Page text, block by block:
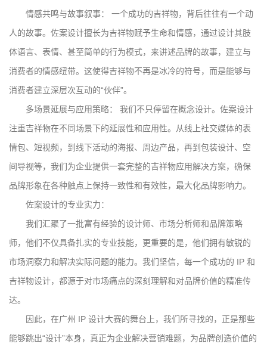
情感共鸣与故事叙事： 一个成功的吉祥物，背后往往有一个动
人的故事。佐案设计擅长为吉祥物赋予生命和情感，通过设计其肢
体语言、表情、甚至简单的行为模式，来讲述品牌的故事，建立与
消费者的情感纽带。这使得吉祥物不再是冰冷的符号，而是能够与
消费者建立深层次互动的“伙伴”。
多场景延展与应用策略： 我们不只停留在概念设计。佐案设计
注重吉祥物在不同场景下的延展性和应用性。从线上社交媒体的表
情包、短视频，到线下活动的海报、周边产品，再到包装设计、空
间导视等，我们为企业提供一套完整的吉祥物应用解决方案，确保
品牌形象在各种触点上保持一致性和有效性，最大化品牌影响力。
佐案设计的专业实力：
我们汇聚了一批富有经验的设计师、市场分析师和品牌策略
师，他们不仅具备扎实的专业技能，更重要的是，他们拥有敏锐的
市场洞察力和解决实际问题的能力。我们坚信，每一个成功的 IP 和
吉祥物设计，都源于对市场痛点的深刻理解和对品牌价值的精准传
达。
因此，在广州 IP 设计大赛的舞台上，我们所寻找的，正是那些
能够跳出“设计”本身，真正为企业解决营销难题，为品牌创造价值的